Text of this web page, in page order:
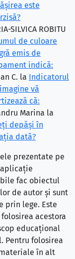
este
SILVICA ROBITU
de culoare
emis de
indică:
C. la Indicatorul
vă
că:
Marina la
depăşi în
dată?
prezentate pe
fac obiectul
de autor și sunt
prin lege. Este
acestora
educațional
Pentru folosirea
în alt